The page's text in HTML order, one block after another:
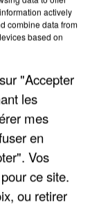
actively
combine data from
based on
"Accepter
les
mes
en
Vos
ce site.
ou retirer